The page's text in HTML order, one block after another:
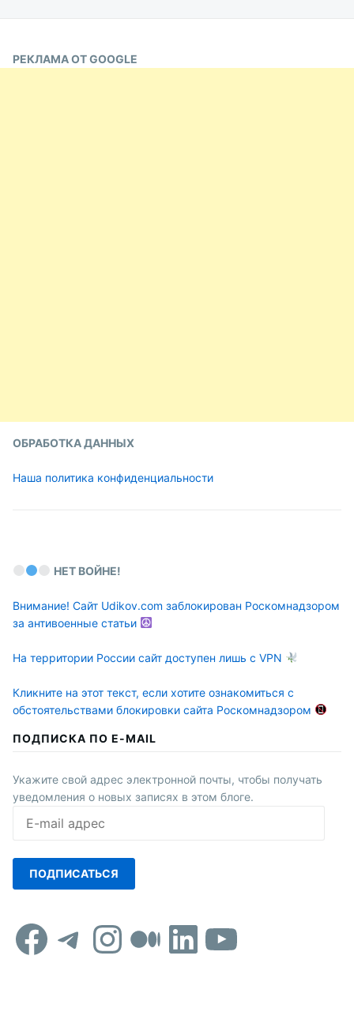
РЕКЛАМА ОТ GOOGLE
ОБРАБОТКА ДАННЫХ
Наша политика конфиденциальности
НЕТ ВОЙНЕ!
Внимание! Сайт Udikov.com заблокирован Роскомнадзором
за антивоенные статьи
На территории России сайт доступен лишь с VPN
Кликните на этот текст, если хотите ознакомиться с
обстоятельствами блокировки сайта Роскомнадзором
ПОДПИСКА ПО E-MAIL
Укажите свой адрес электронной почты, чтобы получать
уведомления о новых записях в этом блоге.
mail
ПОДПИСАТЬСЯ
Facebook
Telegram
Instagram
Средний
LinkedIn